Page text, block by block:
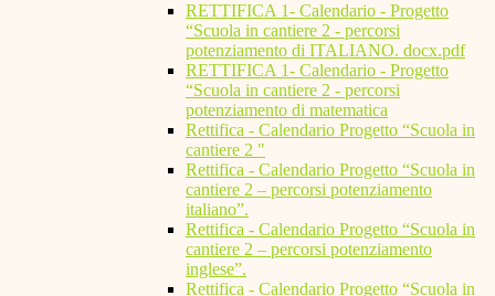
RETTIFICA 1- Calendario - Progetto
“Scuola in cantiere 2 - percorsi
potenziamento di ITALIANO. docx.pdf
RETTIFICA 1- Calendario - Progetto
“Scuola in cantiere 2 - percorsi
potenziamento di matematica
Rettifica - Calendario Progetto “Scuola in
cantiere 2 "
Rettifica - Calendario Progetto “Scuola in
cantiere 2 – percorsi potenziamento
italiano”.
Rettifica - Calendario Progetto “Scuola in
cantiere 2 – percorsi potenziamento
inglese”.
Rettifica - Calendario Progetto “Scuola in